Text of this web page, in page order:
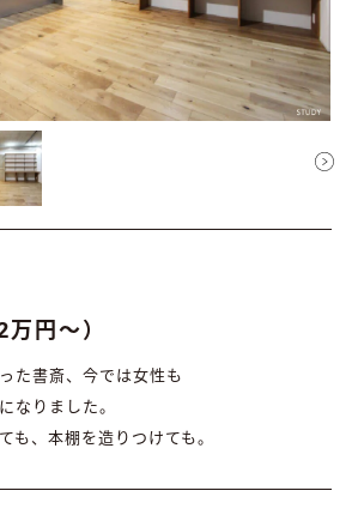
円〜）
た書斎、今では女性も
なりました。
も、本棚を造りつけても。